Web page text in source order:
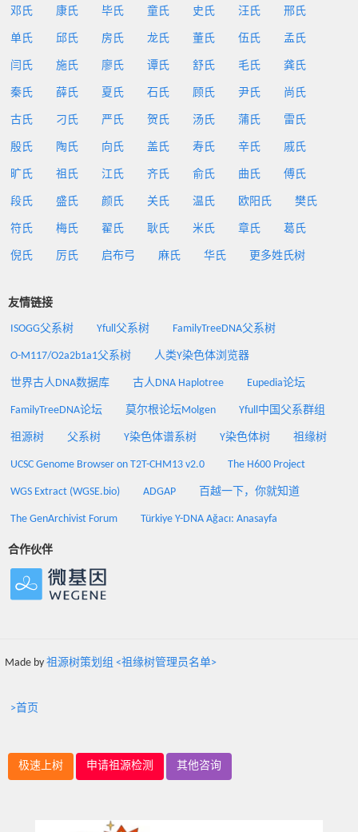
邓氏 康氏 毕氏 童氏 史氏 汪氏 邢氏
单氏 邱氏 房氏 龙氏 董氏 伍氏 孟氏
闫氏 施氏 廖氏 谭氏 舒氏 毛氏 龚氏
秦氏 薛氏 夏氏 石氏 顾氏 尹氏 尚氏
古氏 刁氏 严氏 贺氏 汤氏 蒲氏 雷氏
殷氏 陶氏 向氏 盖氏 寿氏 辛氏 戚氏
旷氏 祖氏 江氏 齐氏 俞氏 曲氏 傅氏
段氏 盛氏 颜氏 关氏 温氏 欧阳氏 樊氏
符氏 梅氏 翟氏 耿氏 米氏 章氏 葛氏
倪氏 厉氏 启布弓 麻氏 华氏 更多姓氏树
友情链接
ISOGG父系树 Yfull父系树 FamilyTreeDNA父系树
O-M117/O2a2b1a1父系树 人类Y染色体浏览器
世界古人DNA数据库 古人DNA Haplotree Eupedia论坛
FamilyTreeDNA论坛 莫尔根论坛Molgen Yfull中国父系群组
祖源树 父系树 Y染色体谱系树 Y染色体树 祖缘树
UCSC Genome Browser on T2T-CHM13 v2.0 The H600 Project
WGS Extract (WGSE.bio) ADGAP 百越一下，你就知道
The GenArchivist Forum Türkiye Y-DNA Ağacı: Anasayfa
合作伙伴
Made by 祖源树策划组 <祖缘树管理员名单>
>首页
极速上树 申请祖源检测 其他咨询